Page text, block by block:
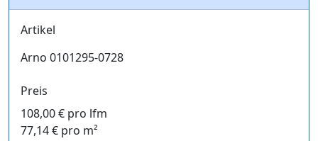
Artikel
Arno 0101295-0728
Preis
108,00 € pro lfm
77,14 € pro m²